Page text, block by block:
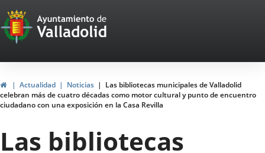
Portal
Web
del
Ayuntamiento
de
Valladolid
InicioActualidad Noticias
Las bibliotecas municipales de Valladolid
celebran más de cuatro décadas como motor cultural y punto de encuentro
ciudadano con una exposición en la Casa Revilla
Las bibliotecas